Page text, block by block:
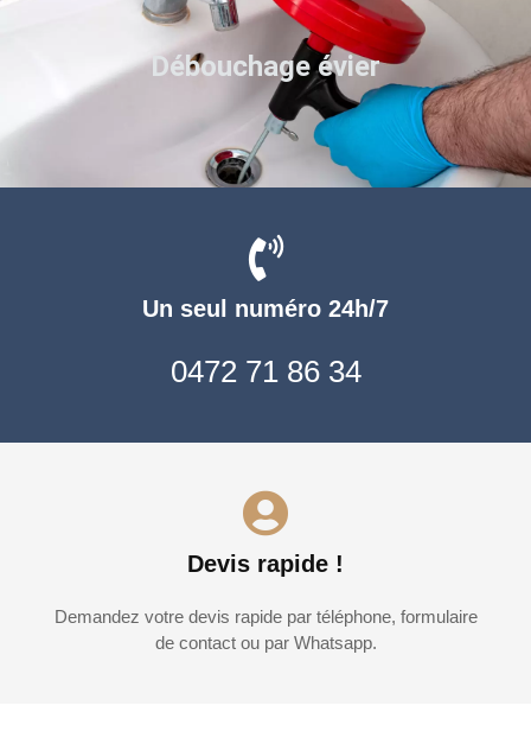
Un seul numéro 24h/7
0472 71 86 34
Devis rapide !
Demandez votre devis rapide par téléphone, formulaire
de contact ou par Whatsapp.
Débouchage évier